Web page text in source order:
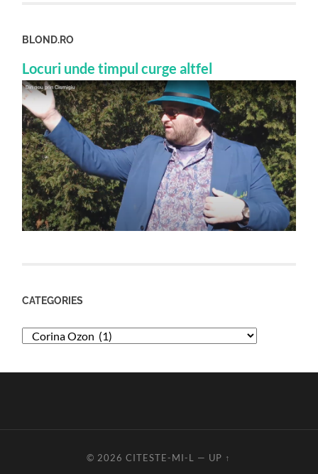
BLOND.RO
Locuri unde timpul curge altfel
CATEGORIES
Categories
© 2026CITESTE-MI-L — UP ↑